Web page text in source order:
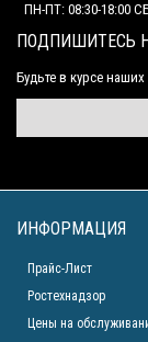
ПН-ПТ: 08:30-18:00
ПОДПИШИТЕСЬ
Будьте в курсе
ИНФОРМАЦИЯ
Прайс-Лист
Ростехнадзор
Цены на